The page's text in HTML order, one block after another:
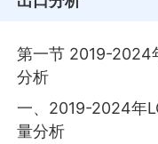
第一节 2019-2024
分析
一、2019-2024年
量分析